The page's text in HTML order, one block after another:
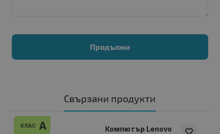
Продължи
Свързани продукти
КЛАС A
Компютър Lenovo